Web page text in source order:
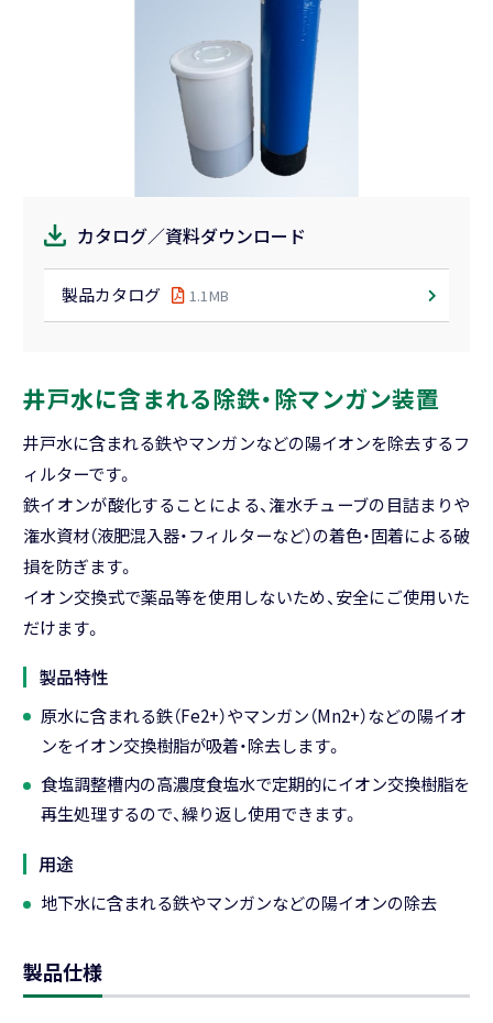
カタログ／資料ダウンロード
製品カタログ 1.1MB
井戸水に含まれる除鉄・除マンガン装置
井戸水に含まれる鉄やマンガンなどの陽イオンを除去するフ
ィルターです。
鉄イオンが酸化することによる、潅水チューブの目詰まりや
潅水資材（液肥混入器・フィルターなど）の着色・固着による破
損を防ぎます。
イオン交換式で薬品等を使用しないため、安全にご使用いた
だけます。
製品特性
原水に含まれる鉄（Fe2+）やマンガン（Mn2+）などの陽イオ
ンをイオン交換樹脂が吸着・除去します。
食塩調整槽内の高濃度食塩水で定期的にイオン交換樹脂を
再生処理するので、繰り返し使用できます。
用途
地下水に含まれる鉄やマンガンなどの陽イオンの除去
製品仕様
葉菜類／水稲育苗
果樹
芝生（ゴルフ場・グラウンドなど）